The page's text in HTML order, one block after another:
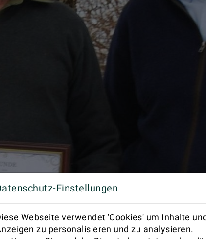
Einstellungen
Webseite verwendet 'Cookies' um Inhalte
zu personalisieren und zu analysieren.